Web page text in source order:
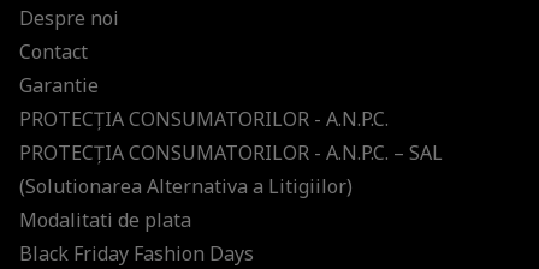
Despre noi
Contact
Garantie
PROTECŢIA CONSUMATORILOR - A.N.P.C.
PROTECŢIA CONSUMATORILOR - A.N.P.C. – SAL
(Solutionarea Alternativa a Litigiilor)
Modalitati de plata
Black Friday Fashion Days